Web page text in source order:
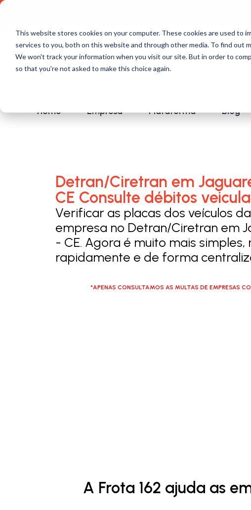
This website stores cookies on your computer. These cookies are used to
services to you, both on this website and through other media. To find out
We won't track your information when you visit our site. But in order to
so that you're not asked to make this choice again.
Home Empresa Plataforma Blog
Detran/Ciretran em
CE Consulte débitos
Verificar as placas dos veículos
empresa no Detran/Ciretran em
- CE. Agora é muito mais simples,
rapidamente e de forma
*APENAS CONSULTAMOS AS MULTAS DE EMPRESAS
A Frota 162 ajuda as